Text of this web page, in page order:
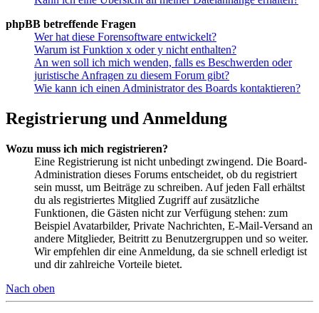
phpBB betreffende Fragen
Wer hat diese Forensoftware entwickelt?
Warum ist Funktion x oder y nicht enthalten?
An wen soll ich mich wenden, falls es Beschwerden oder
juristische Anfragen zu diesem Forum gibt?
Wie kann ich einen Administrator des Boards kontaktieren?
Registrierung und Anmeldung
Wozu muss ich mich registrieren?
Eine Registrierung ist nicht unbedingt zwingend. Die Board-
Administration dieses Forums entscheidet, ob du registriert
sein musst, um Beiträge zu schreiben. Auf jeden Fall erhältst
du als registriertes Mitglied Zugriff auf zusätzliche
Funktionen, die Gästen nicht zur Verfügung stehen: zum
Beispiel Avatarbilder, Private Nachrichten, E-Mail-Versand an
andere Mitglieder, Beitritt zu Benutzergruppen und so weiter.
Wir empfehlen dir eine Anmeldung, da sie schnell erledigt ist
und dir zahlreiche Vorteile bietet.
Nach oben